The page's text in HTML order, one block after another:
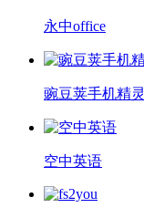
永中office
豌豆荚手机精灵
空中英语